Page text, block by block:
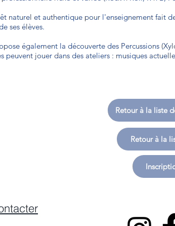
naturel et authentique pour l'enseignement fait
ses élèves.​
également la découverte des Percussions
peuvent jouer dans des ateliers : musiques
Retour à la liste
Retour à la